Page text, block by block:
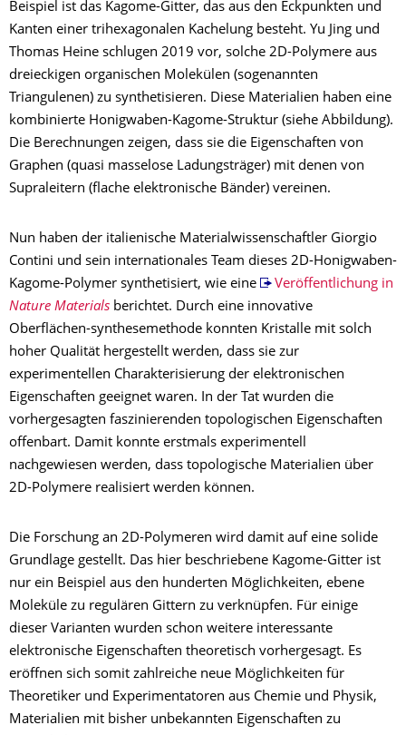
Beispiel ist das Kagome-Gitter, das aus den Eckpunkten und
Kanten einer trihexagonalen Kachelung besteht. Yu Jing und
Thomas Heine schlugen 2019 vor, solche 2D-Polymere aus
dreieckigen organischen Molekülen (sogenannten
Triangulenen) zu synthetisieren. Diese Materialien haben eine
kombinierte Honigwaben-Kagome-Struktur (siehe Abbildung).
Die Berechnungen zeigen, dass sie die Eigenschaften von
Graphen (quasi masselose Ladungsträger) mit denen von
Supraleitern (flache elektronische Bänder) vereinen.
Nun haben der italienische Materialwissenschaftler Giorgio
Contini und sein internationales Team dieses 2D-Honigwaben-
Kagome-Polymer synthetisiert, wie eine
Veröffentlichung in
Nature Materials berichtet. Durch eine innovative
Oberflächen-synthesemethode konnten Kristalle mit solch
hoher Qualität hergestellt werden, dass sie zur
experimentellen Charakterisierung der elektronischen
Eigenschaften geeignet waren. In der Tat wurden die
vorhergesagten faszinierenden topologischen Eigenschaften
offenbart. Damit konnte erstmals experimentell
nachgewiesen werden, dass topologische Materialien über
2D-Polymere realisiert werden können.
Die Forschung an 2D-Polymeren wird damit auf eine solide
Grundlage gestellt. Das hier beschriebene Kagome-Gitter ist
nur ein Beispiel aus den hunderten Möglichkeiten, ebene
Moleküle zu regulären Gittern zu verknüpfen. Für einige
dieser Varianten wurden schon weitere interessante
elektronische Eigenschaften theoretisch vorhergesagt. Es
eröffnen sich somit zahlreiche neue Möglichkeiten für
Theoretiker und Experimentatoren aus Chemie und Physik,
Materialien mit bisher unbekannten Eigenschaften zu